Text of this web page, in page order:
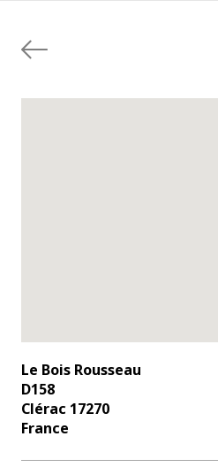
Le Bois Rousseau
D158
Clérac 17270
France